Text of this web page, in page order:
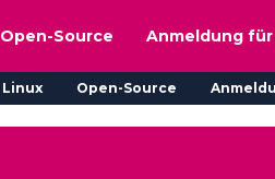
Open-Source Anmeldung
Linux Open-Source